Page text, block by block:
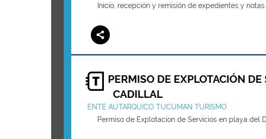
Inicio, recepción y remisión de expedientes y notas.
PERMISO DE EXPLOTACIÓN
CADILLAL
ENTE AUTARQUICO TUCUMAN TURISMO
Permiso de Explotacion de Servicios en playa del